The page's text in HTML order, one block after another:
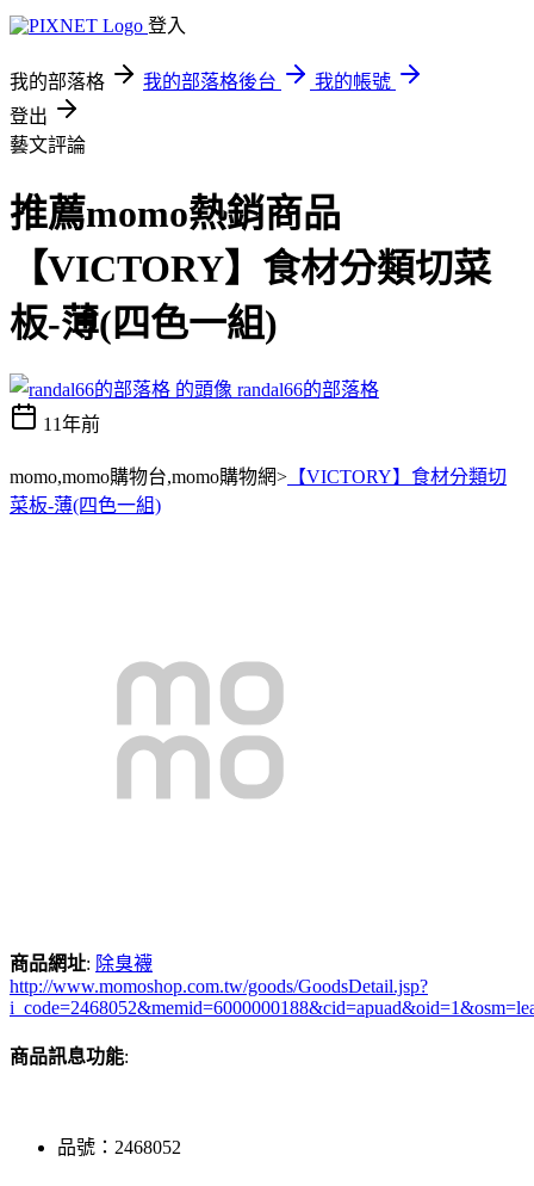
登入
我的部落格 我的部落格後台
我的帳號
登出
藝文評論
推薦momo熱銷商品
【VICTORY】食材分類切菜
板-薄(四色一組)
randal66的部落格
11年前
momo,momo購物台,momo購物網> 【VICTORY】食材分類切
菜板-薄(四色一組)
商品網址: 除臭襪
http://www.momoshop.com.tw/goods/GoodsDetail.jsp?
商品訊息功能:
品號：2468052